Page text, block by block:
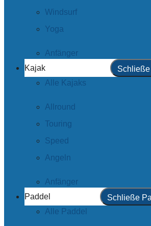
Windsurf
Yoga
Anfänger
Kajak
Alle Kajaks
Allround
Touring
Speed
Angeln
Anfänger
Paddel
Schließe
Alle Paddel